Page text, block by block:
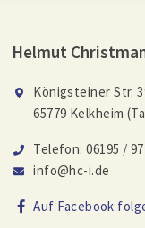
Helmut
Königsteiner Str.
65779 Kelkheim
Telefon: 06195 /
info@hc-i.de
Auf Facebook